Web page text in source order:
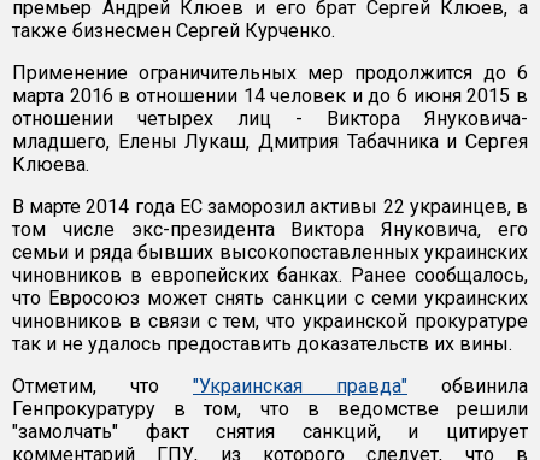
премьер Андрей Клюев и его брат Сергей Клюев, а
также бизнесмен Сергей Курченко.
Применение ограничительных мер продолжится до 6
марта 2016 в отношении 14 человек и до 6 июня 2015 в
отношении четырех лиц - Виктора Януковича-
младшего, Елены Лукаш, Дмитрия Табачника и Сергея
Клюева.
В марте 2014 года ЕС заморозил активы 22 украинцев, в
том числе экс-президента Виктора Януковича, его
семьи и ряда бывших высокопоставленных украинских
чиновников в европейских банках. Ранее сообщалось,
что Евросоюз может снять санкции с семи украинских
чиновников в связи с тем, что украинской прокуратуре
так и не удалось предоставить доказательств их вины.
Отметим, что "Украинская правда" обвинила
Генпрокуратуру в том, что в ведомстве решили
"замолчать" факт снятия санкций, и цитирует
комментарий ГПУ, из которого следует, что в